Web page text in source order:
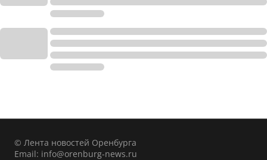
© Лента новостей Оренбурга
Email: info@orenburg-news.ru